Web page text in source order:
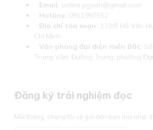
Email: online.pgvdn@gmail.com
Hotline: 0911997552
Địa chỉ tòa soạn: 133/8 Hồ Văn
Chí Minh
Văn phòng đại diện miền Bắc:
Trung Văn, Đường Trung, phường
Đăng ký trải nghiệm đọc
Mỗi tháng, chúng tôi sẽ gửi đến bạn mọi nhịp